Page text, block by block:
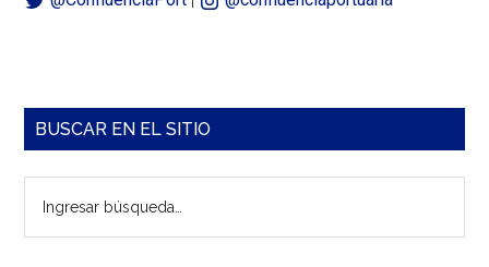
Barra
principal
BUSCAR EN EL SITIO
búsqueda…